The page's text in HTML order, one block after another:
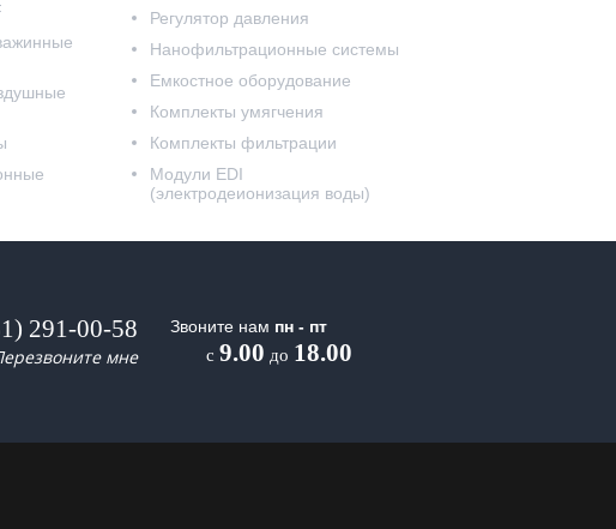
Регулятор давления
Нанофильтрационные системы
Емкостное оборудование
Комплекты умягчения
Комплекты фильтрации
Модули EDI
(электродеионизация воды)
291-00-58
мне
Звоните нам пн - пт
с 9.00 до 18.00